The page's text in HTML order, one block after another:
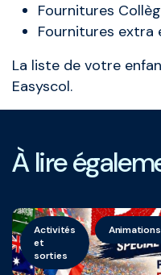
Fournitures
Fournitures extra
La liste de votre
Easyscol.
À lire
Activités
et
sorties
Animations